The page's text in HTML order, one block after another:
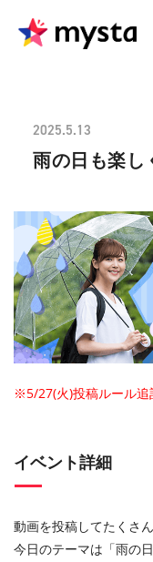
2025.5.13
雨の日も楽
※5/27(火)投稿ルール追
イベント詳細
動画を投稿してたくさ
今日のテーマは「雨の